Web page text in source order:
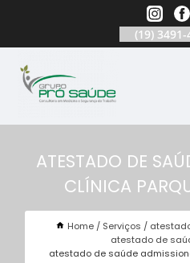
(19) 3491-
ATESTADO DE
CLÍNICA
Home Serviços
atestado de
atestado de saúde